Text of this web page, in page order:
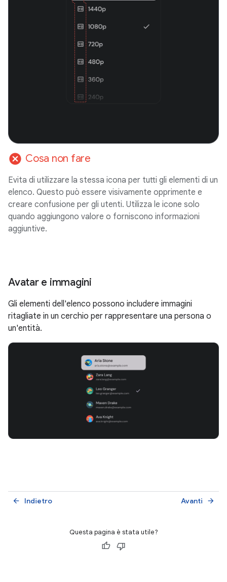
cancel Cosa non fare
Evita di utilizzare la stessa icona per tutti gli elementi di un
elenco. Questo può essere visivamente opprimente e
creare confusione per gli utenti. Utilizza le icone solo
quando aggiungono valore o forniscono informazioni
aggiuntive.
Avatar e immagini
Gli elementi dell'elenco possono includere immagini
ritagliate in un cerchio per rappresentare una persona o
un'entità.
Indietro
arrow_back Avanti arrow_forward
Questa pagina è stata utile?